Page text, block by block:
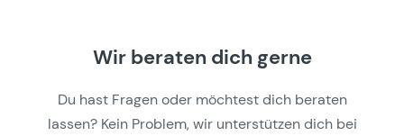
Wir beraten dich gerne
Du hast Fragen oder möchtest dich beraten
lassen? Kein Problem, wir unterstützen dich bei